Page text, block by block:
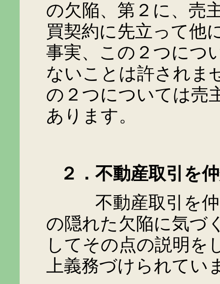
の欠陥、第２に、売
買契約に先立って他
事実、この２つにつ
ないことは許されま
の２つについては売
あります。
２．不動産取引を仲
不動産取引を仲介
の隠れた欠陥に気づ
してその点の説明を
上義務づけられてい